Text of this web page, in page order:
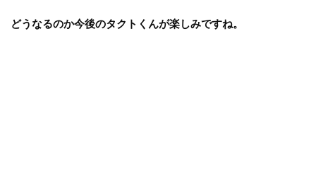
どうなるのか今後のタクトくんが楽しみですね。